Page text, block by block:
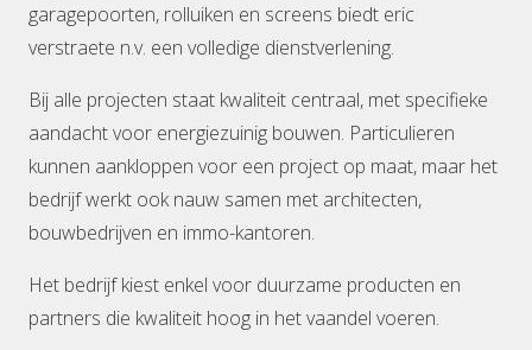
garagepoorten, rolluiken en screens biedt eric
verstraete n.v. een volledige dienstverlening.
Bij alle projecten staat kwaliteit centraal, met specifieke
aandacht voor energiezuinig bouwen. Particulieren
kunnen aankloppen voor een project op maat, maar het
bedrijf werkt ook nauw samen met architecten,
bouwbedrijven en immo-kantoren.
Het bedrijf kiest enkel voor duurzame producten en
partners die kwaliteit hoog in het vaandel voeren.